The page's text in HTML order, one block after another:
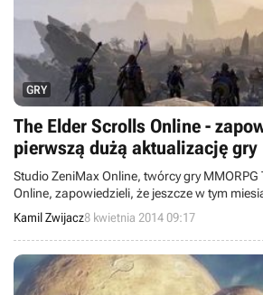
GRY
The Elder Scrolls Online -
pierwszą dużą aktualizację gry
Studio ZeniMax Online, twórcy gry MMORPG
Online, zapowiedzieli, że jeszcze w tym
pierwszą dużą aktualizację swojej produkcji.
Craglorn, czyli Adventure Zone dedykowana
graczom. Deweloperzy udostępnią nowe
oraz specjalne próby dla
Kamil Zwijacz8 kwietnia 2014 09:17